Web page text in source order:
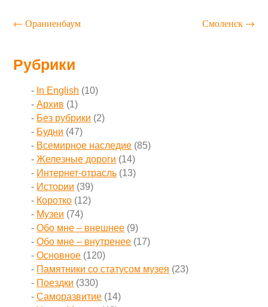
← Ораниенбаум Смоленск →
Рубрики
In English (10)
Архив (1)
Без рубрики (2)
Будни (47)
Всемирное наследие (85)
Железные дороги (14)
Интернет-отрасль (13)
Истории (39)
Коротко (12)
Музеи (74)
Обо мне – внешнее (9)
Обо мне – внутренее (17)
Основное (120)
Памятники со статусом музея (23)
Поездки (330)
Саморазвитие (14)